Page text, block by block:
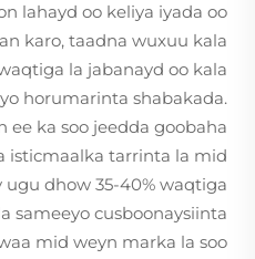
lahayd oo keliya iyada oo
karo, taadna wuxuu kala
la jabanayd oo kala
horumarinta shabakada.
ee ka soo jeedda goobaha
isticmaalka tarrinta la mid
dhow 35-40% waqtiga
sameeyo cusboonaysiinta
mid weyn marka la soo